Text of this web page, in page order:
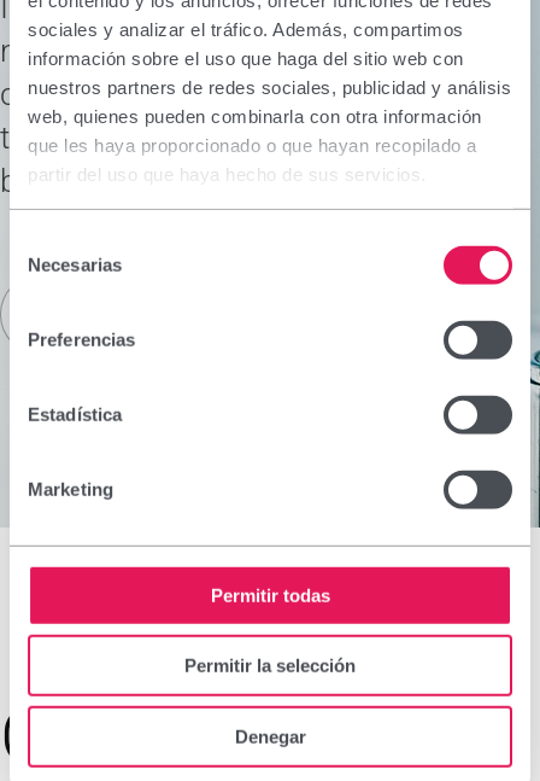
sociales y analizar el tráfico. Además, compartimos
información sobre el uso que haga del sitio web con
nuestros partners de redes sociales, publicidad y análisis
web, quienes pueden combinarla con otra información
que les haya proporcionado o que hayan recopilado a
partir del uso que haya hecho de sus servicios.
consentimiento
Necesarias
Preferencias
Estadística
Marketing
Permitir todas
Permitir la selección
Denegar
Investigamos para dar respuesta a las
necesidades de nuestros pacientes y
consumidores, aportando soluciones
terapéuticas para mejorar su salud y
bienestar.
Compromiso